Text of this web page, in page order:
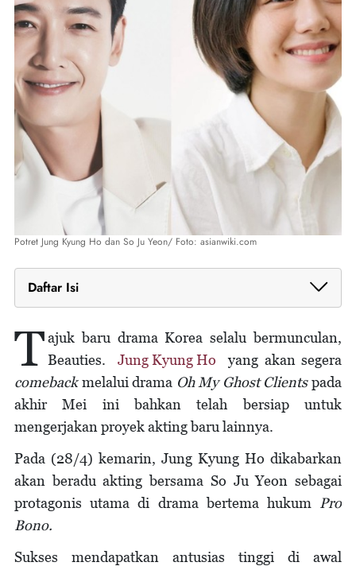
Potret Jung Kyung Ho dan So Ju Yeon/ Foto: asianwiki.com
Daftar Isi
Bersatu dalam Organisasi Nirlaba Pro Bono
Digarap oleh Pihak Menjanjikan
Tajuk baru drama Korea selalu bermunculan,
Beauties. Jung Kyung Ho yang akan segera
comebackmelalui drama Oh My Ghost Clientspada
akhir Mei ini bahkan telah bersiap untuk
mengerjakan proyek akting baru lainnya.
Pada (28/4) kemarin, Jung Kyung Ho dikabarkan
akan beradu akting bersama So Ju Yeon sebagai
protagonis utama di drama bertema hukum Pro
Bono.
Sukses mendapatkan antusias tinggi di awal